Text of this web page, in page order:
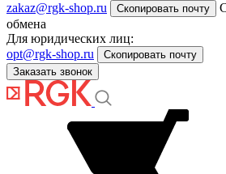
zakaz@rgk-shop.ru
Скопировать почту
обмена
Для юридических лиц:
opt@rgk-shop.ru
Скопировать почту
Заказать звонок